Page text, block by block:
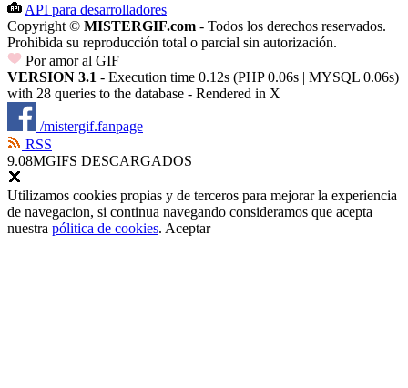
API para desarrolladores
Copyright © MISTERGIF.com - Todos los derechos reservados.
Prohibida su reproducción total o parcial sin autorización.
Por amor al GIF
VERSION 3.1 - Execution time 0.12s (PHP 0.06s | MYSQL 0.06s)
with 28 queries to the database - Rendered in X
/mistergif.fanpage
RSS
9.08MGIFS DESCARGADOS
Utilizamos cookies propias y de terceros para mejorar la experiencia
de navegacion, si continua navegando consideramos que acepta
nuestra pólitica de cookies. Aceptar